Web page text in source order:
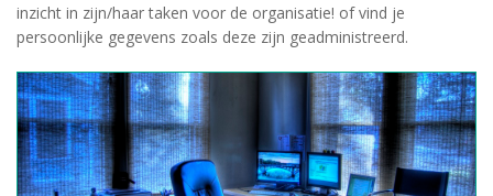
inzicht in zijn/haar taken voor de organisatie! of vind je
persoonlijke gegevens zoals deze zijn geadministreerd.